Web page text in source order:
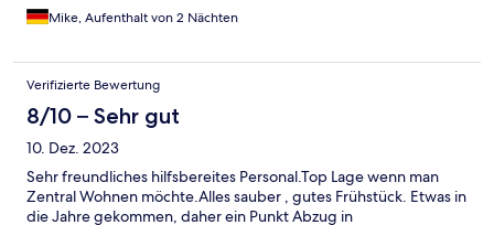
definitiv weiterempfehlen!
Mike, Aufenthalt von 2 Nächten
Verifizierte Bewertung
8/10 – Sehr gut
10. Dez. 2023
Sehr freundliches hilfsbereites Personal.Top Lage wenn man
Zentral Wohnen möchte.Alles sauber , gutes Frühstück. Etwas in
die Jahre gekommen, daher ein Punkt Abzug in